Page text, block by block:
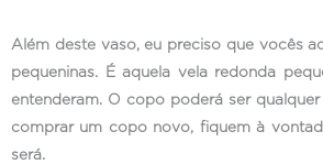
Além deste vaso, eu preciso que vocês
pequeninas. É aquela vela redonda
entenderam. O copo poderá ser
comprar um copo novo, fiquem à
será.